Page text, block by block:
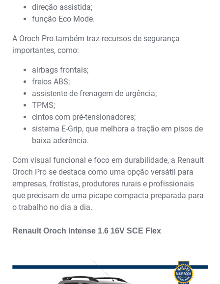
direção assistida;
função Eco Mode.
A Oroch Pro também traz recursos de segurança
importantes, como:
airbags frontais;
freios ABS;
assistente de frenagem de urgência;
TPMS;
cintos com pré-tensionadores;
sistema E-Grip, que melhora a tração em pisos de
baixa aderência.
Com visual funcional e foco em durabilidade, a Renault
Oroch Pro se destaca como uma opção versátil para
empresas, frotistas, produtores rurais e profissionais
que precisam de uma picape compacta preparada para
o trabalho no dia a dia.
Renault Oroch Intense 1.6 16V SCE Flex